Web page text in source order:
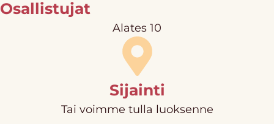
Osallistujat
Alates 10
Sijainti
Tai voimme tulla luoksenne